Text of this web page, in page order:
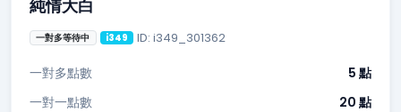
純情大白
一對多等待中 i349 ID: i349_301362
一對多點數
5 點
一對一點數
20 點